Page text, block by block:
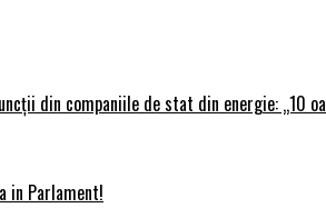
din companiile de stat din energie: „10
in Parlament!